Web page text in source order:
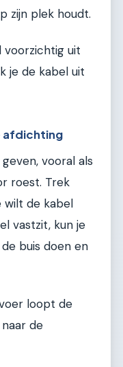
zijn plek houdt.
voorzichtig uit
je de kabel uit
afdichting
vooral als
roest. Trek
wilt de kabel
vastzit, kun je
buis doen en
loopt de
de